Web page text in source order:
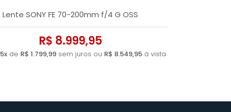
Lente SONY FE 70-200mm f/4 G OSS
R$ 8.999,95
5xde R$ 1.799,99sem juros ou R$ 8.549,95à vista